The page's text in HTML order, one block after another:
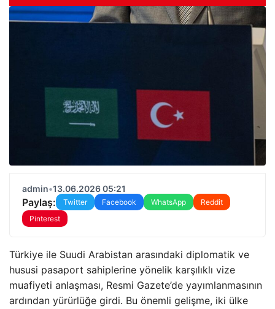
admin•13.06.2026 05:21
Paylaş: Twitter Facebook WhatsApp
Reddit
Pinterest
Türkiye ile Suudi Arabistan arasındaki diplomatik ve
hususi pasaport sahiplerine yönelik karşılıklı vize
muafiyeti anlaşması, Resmi Gazete’de yayımlanmasının
ardından yürürlüğe girdi. Bu önemli gelişme, iki ülke